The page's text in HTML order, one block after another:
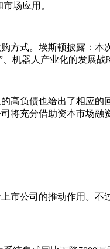
场应用。
式。埃斯顿披露：
机器人产业化的发展战
高负债也给出了相应
将充分借助资本市场融
市公司的推动作用。